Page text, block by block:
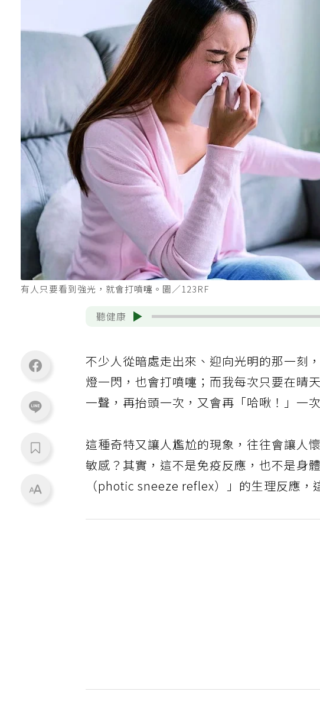
有人只要看到強光，就會打噴嚏。圖／123RF
聽健康
不少人從暗處走出來、迎向光明的那一刻
燈一閃，也會打噴嚏；而我每次只要在晴
一聲，再抬頭一次，又會再「哈啾！」一
這種奇特又讓人尷尬的現象，往往會讓人
敏感？其實，這不是免疫反應，也不是身
（photic sneeze reflex）」的生理反應，